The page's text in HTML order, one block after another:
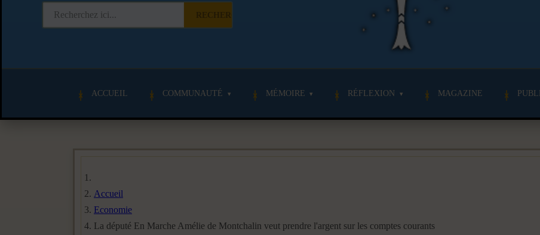
ACCUEIL COMMUNAUTÉ MÉMOIRE RÉFLEXION MAGAZINE
Accueil
Economie
La député En Marche Amélie de Montchalin veut prendre l'argent sur les comptes courants